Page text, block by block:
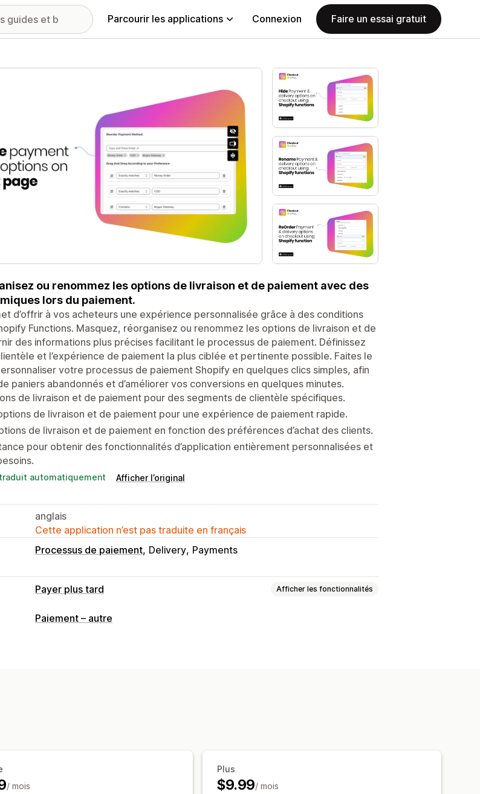
Parcourir les applications Connexion Faire un essai gratuit
ou renommez les options de livraison et de paiement avec des
lors du paiement.
d’offrir à vos acheteurs une expérience personnalisée grâce à des conditions
Functions. Masquez, réorganisez ou renommez les options de livraison et de
des informations plus précises facilitant le processus de paiement. Définissez
et l’expérience de paiement la plus ciblée et pertinente possible. Faites le
votre processus de paiement Shopify en quelques clics simples, afin
paniers abandonnés et d’améliorer vos conversions en quelques minutes.
de livraison et de paiement pour des segments de clientèle spécifiques.
de livraison et de paiement pour une expérience de paiement rapide.
de livraison et de paiement en fonction des préférences d’achat des clients.
pour obtenir des fonctionnalités d’application entièrement personnalisées et
automatiquement Afficher l’original
anglais
Cette application n’est pas traduite en français
Processus de paiement Delivery Payments
Payer plus tard Afficher les fonctionnalités
Gestion des paiements à la livraison
Paiement – autre
/ mois
Plus
$9.99/ mois